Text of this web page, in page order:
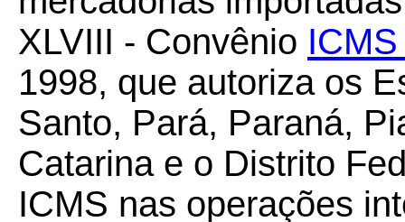
XLVIII - Convênio
1998, que autoriza os
Santo, Pará, Paraná,
Catarina e o Distrito
ICMS nas operações